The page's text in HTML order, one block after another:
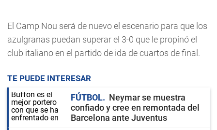
El Camp Nou será de nuevo el escenario para que los
azulgranas puedan superar el 3-0 que le propinó el
club italiano en el partido de ida de cuartos de final.
TE PUEDE INTERESAR
FÚTBOL
Neymar se muestra
confiado y cree en remontada del
Barcelona ante Juventus